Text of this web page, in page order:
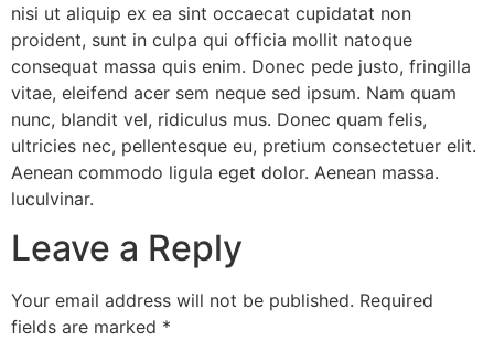
nisi ut aliquip ex ea sint occaecat cupidatat non
proident, sunt in culpa qui officia mollit natoque
consequat massa quis enim. Donec pede justo, fringilla
vitae, eleifend acer sem neque sed ipsum. Nam quam
nunc, blandit vel, ridiculus mus. Donec quam felis,
ultricies nec, pellentesque eu, pretium consectetuer elit.
Aenean commodo ligula eget dolor. Aenean massa.
luculvinar.
Leave a Reply
Your email address will not be published. Required
fields are marked *